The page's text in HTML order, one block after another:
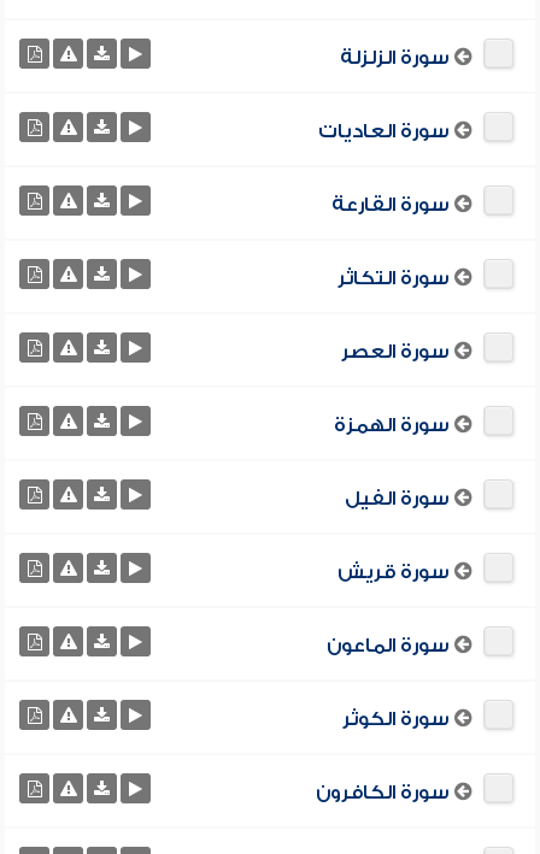
سورة الزلزلة
سورة العاديات
سورة القارعة
سورة التكاثر
سورة العصر
سورة الهمزة
سورة الفيل
سورة قريش
سورة الماعون
سورة الكوثر
سورة الكافرون